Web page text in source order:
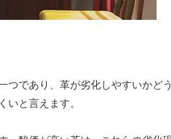
であり、革が劣化しやすいかど
と言えます。